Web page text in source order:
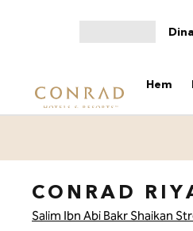
Hem
CONRAD
Salim Ibn Abi Bakr Shaikan